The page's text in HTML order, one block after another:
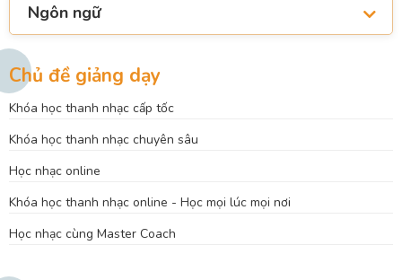
Ngôn ngữ
Chủ đề giảng dạy
Khóa học thanh nhạc cấp tốc
Khóa học thanh nhạc chuyên sâu
Học nhạc online
Khóa học thanh nhạc online - Học mọi lúc mọi nơi
Học nhạc cùng Master Coach